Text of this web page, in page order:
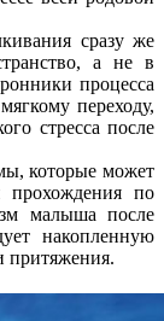
сразу же
а не в
процесса
переходу,
стресса после
которые может
прохождения по
малыша после
накопленную
притяжения.